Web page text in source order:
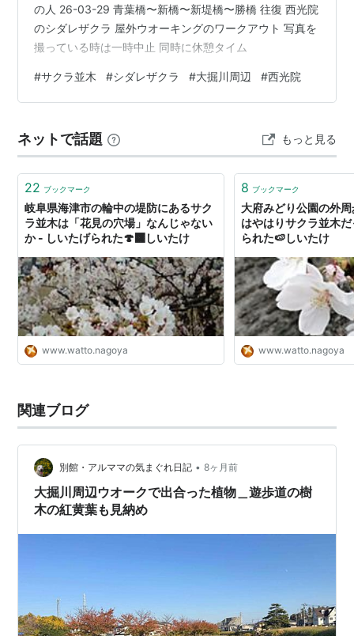
の人 26-03-29 青葉橋〜新橋〜新堤橋〜勝橋 往復 西光院
のシダレザクラ 屋外ウオーキングのワークアウト 写真を
撮っている時は一時中止 同時に休憩タイム
#サクラ並木 #シダレザクラ #大掘川周辺 #西光院
ネットで話題 もっと見る
22 ブックマーク
岐阜県海津市の輪中の堤防にあるサク
ラ並木は「花見の穴場」なんじゃない
か - しいたげられた🍄‍🟫しいたけ
www.watto.nagoya
8 ブックマーク
大府みどり公園の外
はやはりサクラ並木
られた🍉しいたけ
www.watto.nagoya
関連ブログ
別館・アルママの気まぐれ日記 • 8ヶ月前
大掘川周辺ウオークで出合った植物＿遊歩道の樹
木の紅黄葉も見納め